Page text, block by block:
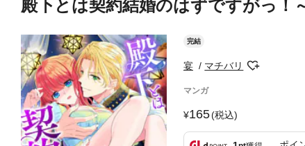
殿下とは契約結婚のはずですがっ！
完結
宴 マチバリ
マンガ
165(税込)